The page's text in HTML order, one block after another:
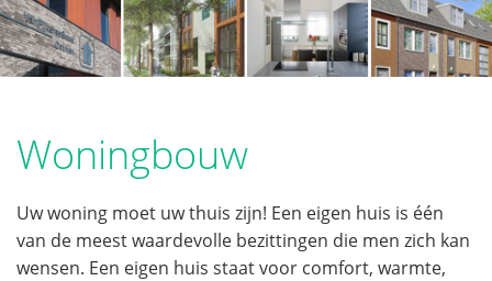
Woningbouw
Uw woning moet uw thuis zijn! Een eigen huis is één
van de meest waardevolle bezittingen die men zich kan
wensen. Een eigen huis staat voor comfort, warmte,